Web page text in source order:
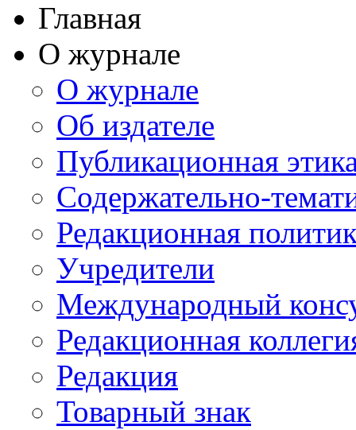
Главная
О журнале
О журнале
Об издателе
Публикационная
Содержательно-
Редакционная
Учредители
Международный
Редакционная
Редакция
Товарный знак